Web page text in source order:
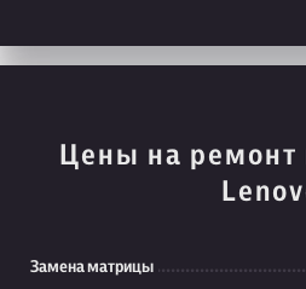
Цены на ремонт
Замена матрицы